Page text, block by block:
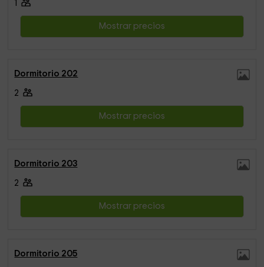
Mostrar precios
Dormitorio 202
2
Mostrar precios
Dormitorio 203
2
Mostrar precios
Dormitorio 205